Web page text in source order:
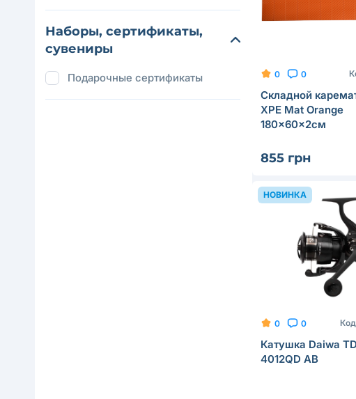
Наборы, сертификаты,
сувениры
Подарочные сертификаты 0 0
Складной
XPE Mat Orange
180x60x2см
855 грн
НОВИНКА
0 0
Катушка Daiwa
4012QD AB